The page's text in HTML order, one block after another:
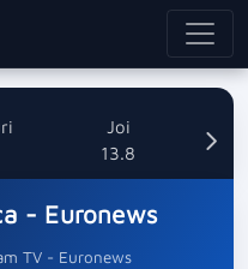
Joi
13.8
- Euronews
TV - Euronews